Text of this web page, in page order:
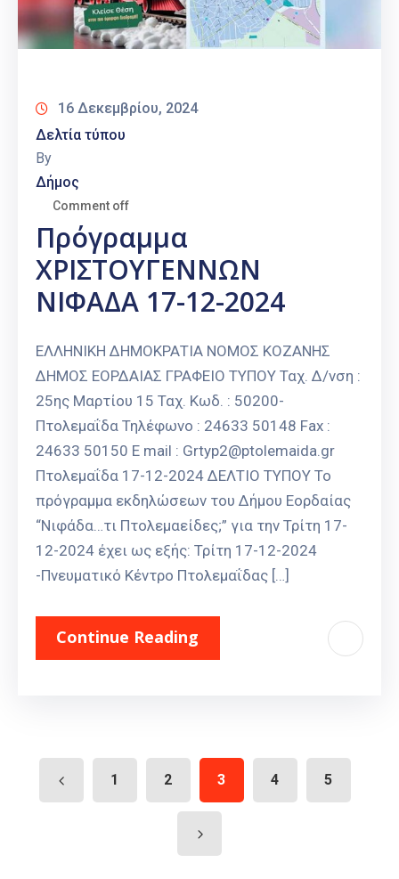
16 Δεκεμβρίου, 2024
Δελτία τύπου
By
Δήμος
Comment off
Πρόγραμμα
ΧΡΙΣΤΟΥΓΕΝΝΩΝ
ΝΙΦΑΔΑ 17-12-2024
ΕΛΛΗΝΙΚΗ ΔΗΜΟΚΡΑΤΙΑ ΝΟΜΟΣ ΚΟΖΑΝΗΣ
ΔΗΜΟΣ ΕΟΡΔΑΙΑΣ ΓΡΑΦΕΙΟ ΤΥΠΟΥ Ταχ. Δ/νση :
25ης Μαρτίου 15 Ταχ. Κωδ. : 50200-
Πτολεμαΐδα Τηλέφωνο : 24633 50148 Fax :
24633 50150 E mail : Grtyp2@ptolemaida.gr
Πτολεμαΐδα 17-12-2024 ΔΕΛΤΙΟ ΤΥΠΟΥ To
πρόγραμμα εκδηλώσεων του Δήμου Εορδαίας
“Νιφάδα…τι Πτολεμαείδες;” για την Τρίτη 17-
12-2024 έχει ως εξής: Τρίτη 17-12-2024
-Πνευματικό Κέντρο Πτολεμαΐδας […]
Continue Reading
1 2 3 4 5